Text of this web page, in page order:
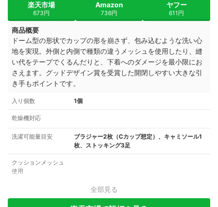
楽天市場
673円
Amazon
736円
ヤフー
611円
商品概要
ドーム型の形状でカップの形を崩さず、包み込むような洗い心
地を実現。外側と内側で種類の違うメッシュを使用したり、縫
い代をテープでくるんだりと、下着へのダメージを最小限にお
さえます。グッドデザイン賞を受賞した開閉しやすい大きな引
き手もポイントです。
入り個数 1個
乾燥機対応
洗濯可能量目安
ブラジャー2枚（Cカップ想定）、キャミソール1
枚、ストッキング3足
クッションメッシュ
使用
全部見る